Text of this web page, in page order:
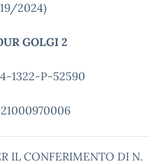
2024)
GOLGI 2
1322-P-52590
IL CONFERIMENTO DI N.